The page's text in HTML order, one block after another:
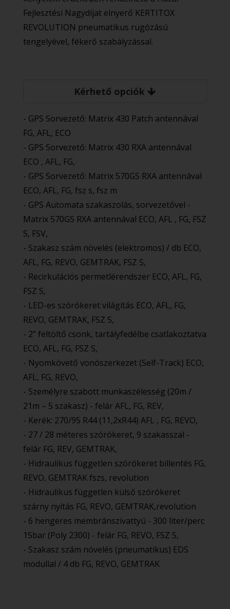
Fejlesztési Nagydíjat elnyerő KERTITOX
REVOLUTION pneumatikus rugózású
tengelyével, fékerő szabályzással.
Kérhető opciók
- GPS Sorvezető: Matrix 430 Patch antennával
FG, AFL, ECO
- GPS Sorvezető: Matrix 430 RXA antennával
ECO , AFL, FG,
- GPS Sorvezető: Matrix 570GS RXA antennával
ECO, AFL, FG, fsz s, fsz m
- GPS Automata szakaszolás, sorvezetővel -
Matrix 570GS RXA antennával ECO, AFL , FG, FSZ
S, FSV,
- Szakasz szám növelés (elektromos) / db ECO,
AFL, FG, REVO, GEMTRAK, FSZ S,
- Recirkulációs permetlérendszer ECO, AFL, FG,
FSZ S,
- LED-es szórókeret világítás ECO, AFL, FG,
REVO, GEMTRAK, FSZ S,
- 2” feltöltő csonk, tartályfedélbe csatlakoztatva
ECO, AFL, FG, FSZ S,
- Nyomkövető vonószerkezet (Self-Track) ECO,
AFL, FG, REVO,
- Személyre szabott munkaszélesség (20m /
21m – 5 szakasz) - felár AFL, FG, REV,
- Kerék: 270/95 R44 (11,2xR44) AFL , FG, REVO,
- 27 / 28 méteres szórókeret, 9 szakasszal -
felár FG, REV, GEMTRAK,
- Hidraulikus független szórókeret billentés FG,
REVO, GEMTRAK fszs, revolution
- Hidraulikus független külső szórókeret
szárny nyitás FG, REVO, GEMTRAK,revolution
- 6 hengeres membránszivattyú - 300 liter/perc
15bar (Poly 2300) - felár FG, REVO, FSZ S,
- Szakasz szám növelés (pneumatikus) EDS
modullal / 4 db FG, REVO, GEMTRAK